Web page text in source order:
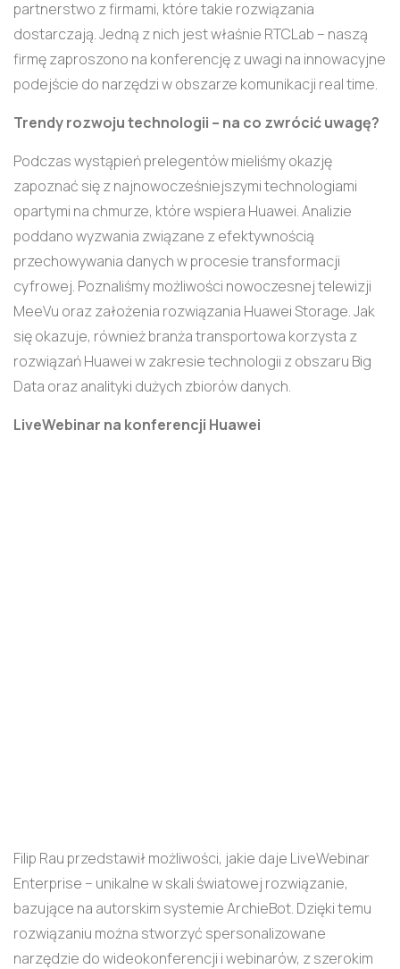
partnerstwo z firmami, które takie rozwiązania
dostarczają. Jedną z nich jest właśnie RTCLab – naszą
firmę zaproszono na konferencję z uwagi na innowacyjne
podejście do narzędzi w obszarze komunikacji real time.
Trendy rozwoju technologii – na co zwrócić uwagę?
Podczas wystąpień prelegentów mieliśmy okazję
zapoznać się z najnowocześniejszymi technologiami
opartymi na chmurze, które wspiera Huawei. Analizie
poddano wyzwania związane z efektywnością
przechowywania danych w procesie transformacji
cyfrowej. Poznaliśmy możliwości nowoczesnej telewizji
MeeVu oraz założenia rozwiązania Huawei Storage. Jak
się okazuje, również branża transportowa korzysta z
rozwiązań Huawei w zakresie technologii z obszaru Big
Data oraz analityki dużych zbiorów danych.
LiveWebinar na konferencji Huawei
Filip Rau przedstawił możliwości, jakie daje LiveWebinar
Enterprise – unikalne w skali światowej rozwiązanie,
bazujące na autorskim systemie ArchieBot. Dzięki temu
rozwiązaniu można stworzyć spersonalizowane
narzędzie do wideokonferencji i webinarów, z szerokim